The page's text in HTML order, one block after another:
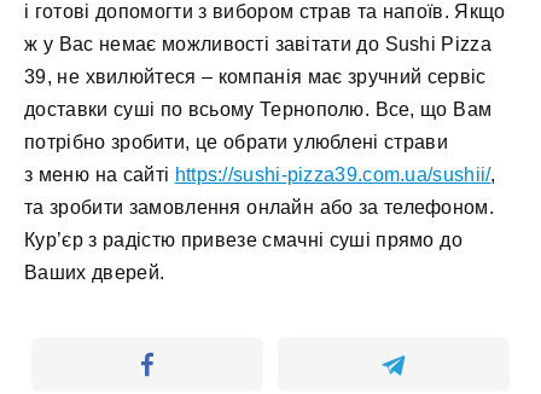
і готові допомогти з вибором страв та напоїв. Якщо
ж у Вас немає можливості завітати до Sushi Pizza
39, не хвилюйтеся – компанія має зручний сервіс
доставки суші по всьому Тернополю. Все, що Вам
потрібно зробити, це обрати улюблені страви
з меню на сайті https://sushi-pizza39.com.ua/sushii/,
та зробити замовлення онлайн або за телефоном.
Кур’єр з радістю привезе смачні суші прямо до
Ваших дверей.